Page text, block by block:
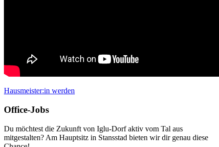
Hausmeister:in werden
Office-Jobs
Du möchtest die Zukunft von Iglu-Dorf aktiv vom Tal aus
mitgestalten? Am Hauptsitz in Stansstad bieten wir dir genau diese